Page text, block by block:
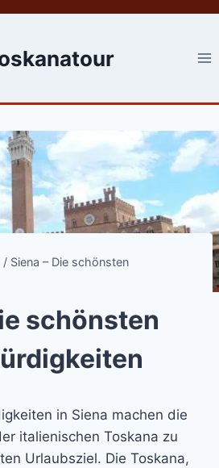
/ Siena – Die schönsten
schönsten
in Siena machen die
italienischen Toskana zu
Urlaubsziel. Die Toskana,